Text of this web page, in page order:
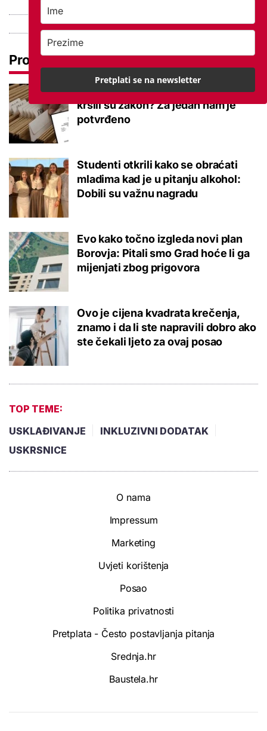
Pročitaj još
Promjena prakse za sve SC-ove,
kršili su zakon? Za jedan nam je
potvrđeno
Studenti otkrili kako se obraćati
mladima kad je u pitanju alkohol:
Dobili su važnu nagradu
Evo kako točno izgleda novi plan
Borovja: Pitali smo Grad hoće li ga
mijenjati zbog prigovora
Ovo je cijena kvadrata krečenja,
znamo i da li ste napravili dobro ako
ste čekali ljeto za ovaj posao
TOP TEME:
USKLAĐIVANJE
INKLUZIVNI DODATAK
USKRSNICE
O nama
Impressum
Marketing
Uvjeti korištenja
Posao
Politika privatnosti
Pretplata - Često postavljanja pitanja
Srednja.hr
Baustela.hr
Pretplati se na newsletter